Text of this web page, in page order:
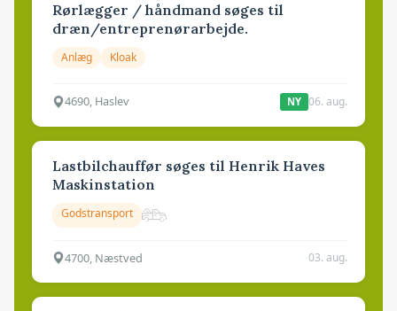
Rørlægger / håndmand søges til
dræn/entreprenørarbejde.
Anlæg Kloak
4690, Haslev NY 06. aug.
Lastbilchauffør søges til Henrik Haves
Maskinstation
Godstransport
4700, Næstved 03. aug.